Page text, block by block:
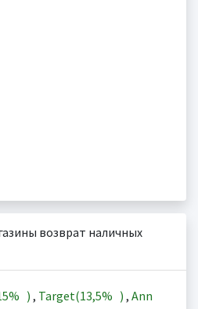
возврат наличных
) , Target(13,5% ) , Ann